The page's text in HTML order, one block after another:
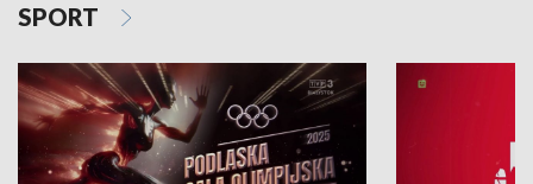
SPORT